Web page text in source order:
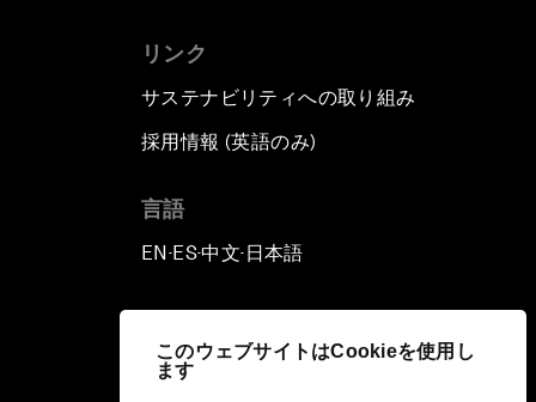
このウェブサイトはCookieを使用し
ます
リンク
サステナビリティへの取り組み
採用情報 (英語のみ)
言語
EN ▪ES▪中文▪ 日本語